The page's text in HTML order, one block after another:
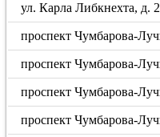
ул. Карла Либкнехта, д.
проспект Чумбарова-
проспект Чумбарова-
проспект Чумбарова-
проспект Чумбарова-